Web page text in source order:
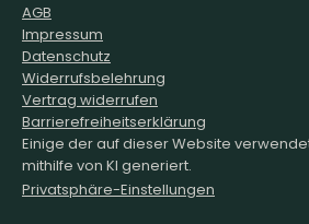
AGB
Impressum
Datenschutz
Widerrufsbelehrung
Vertrag widerrufen
Barrierefreiheitserklärung
Einige der auf dieser Website
mithilfe von KI generiert.
Privatsphäre-Einstellungen